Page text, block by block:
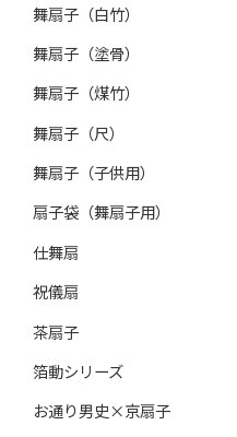
舞扇子（白竹）
舞扇子（塗骨）
舞扇子（煤竹）
舞扇子（尺）
舞扇子（子供用）
扇子袋（舞扇子用）
仕舞扇
祝儀扇
茶扇子
箔動シリーズ
お通り男史×京扇子